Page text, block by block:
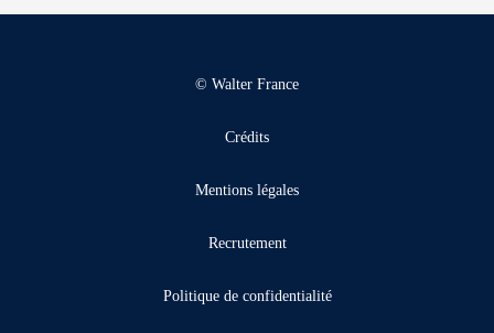
© Walter France
Crédits
Mentions légales
Recrutement
Politique de confidentialité